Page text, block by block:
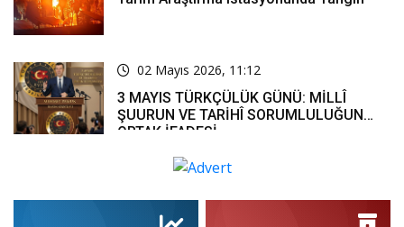
02 Mayıs 2026, 11:12
3 MAYIS TÜRKÇÜLÜK GÜNÜ: MİLLÎ
ŞUURUN VE TARİHÎ SORUMLULUĞUN
ORTAK İFADESİ